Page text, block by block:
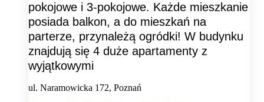
pokojowe i 3-pokojowe. Każde mieszkanie
posiada balkon, a do mieszkań na
parterze, przynależą ogródki! W budynku
znajdują się 4 duże apartamenty z
wyjątkowymi
ul. Naramowicka 172, Poznań